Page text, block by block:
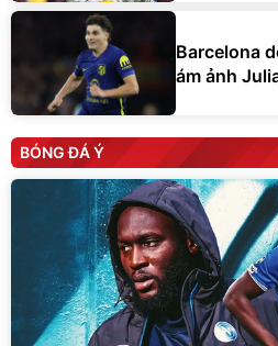
Barcelona
ám ảnh
BÓNG ĐÁ Ý